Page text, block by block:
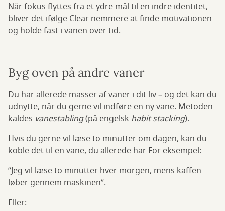
Når fokus flyttes fra et ydre mål til en indre identitet,
bliver det ifølge Clear nemmere at finde motivationen
og holde fast i vanen over tid.
Byg oven på andre vaner
Du har allerede masser af vaner i dit liv – og det kan du
udnytte, når du gerne vil indføre en ny vane. Metoden
kaldes vanestabling(på engelsk habit stacking).
Hvis du gerne vil læse to minutter om dagen, kan du
koble det til en vane, du allerede har For eksempel:
”Jeg vil læse to minutter hver morgen, mens kaffen
løber gennem maskinen”.
Eller: